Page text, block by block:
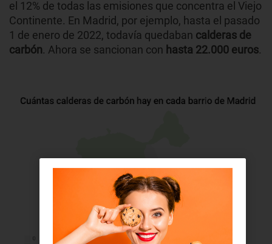
el 12% de todas las emisiones que concentra el Viejo
Continente. En Madrid, por ejemplo, hasta el pasado
1 de enero de 2022, todavía quedaban calderas de
carbón. Ahora se sancionan con hasta 22.000 euros.